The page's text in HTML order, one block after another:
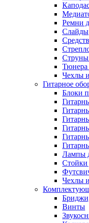
Ремни
Слайды
Струны
Чехлы
Гитарное
Блоки
Лампы
Стойки
Чехлы
Винты